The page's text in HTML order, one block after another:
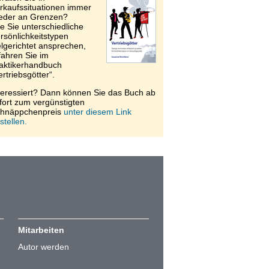
immer
an Grenzen?
Sie unterschiedliche
ansprechen,
Sie im
Dann können Sie das Buch ab
zum vergünstigten
unter diesem Link
Mitarbeiten
Autor werden